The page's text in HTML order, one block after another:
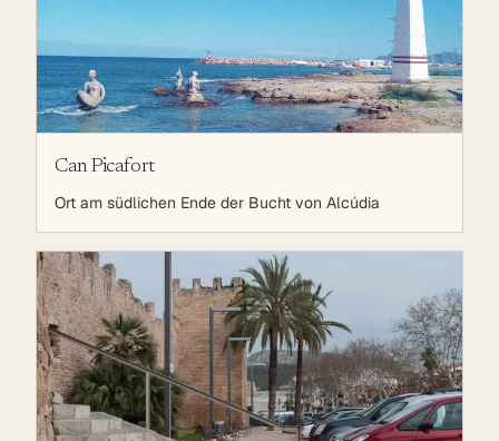
Can Picafort
Ort am südlichen Ende der Bucht von Alcúdia